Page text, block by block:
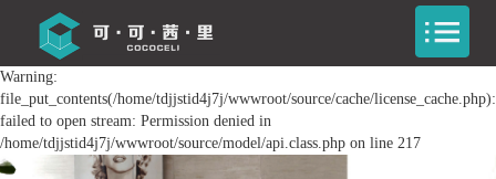
Warning:
file_put_contents(/home/tdjjstid4j7j/wwwroot/source/cache/license_cache.php):
failed to open stream: Permission denied in
/home/tdjjstid4j7j/wwwroot/source/model/api.class.php on line 217